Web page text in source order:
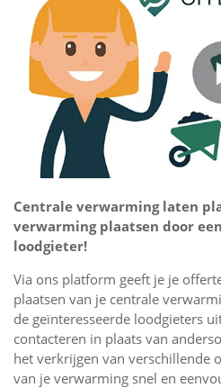
Centrale verwarming laten
verwarming plaatsen door
loodgieter!
Via ons platform geeft je je
plaatsen van je centrale
de geïnteresseerde loodgieters
contacteren in plaats van
het verkrijgen van verschillende
van je verwarming snel en